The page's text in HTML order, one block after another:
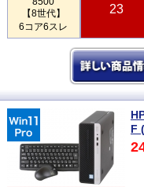
【8世代】
6コア6スレ
23
F